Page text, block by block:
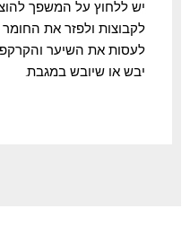
יש ללחוץ על המשפך
לקבוצות ולפזר את
לעסות את השיער
יבש או שיובש במגבת.